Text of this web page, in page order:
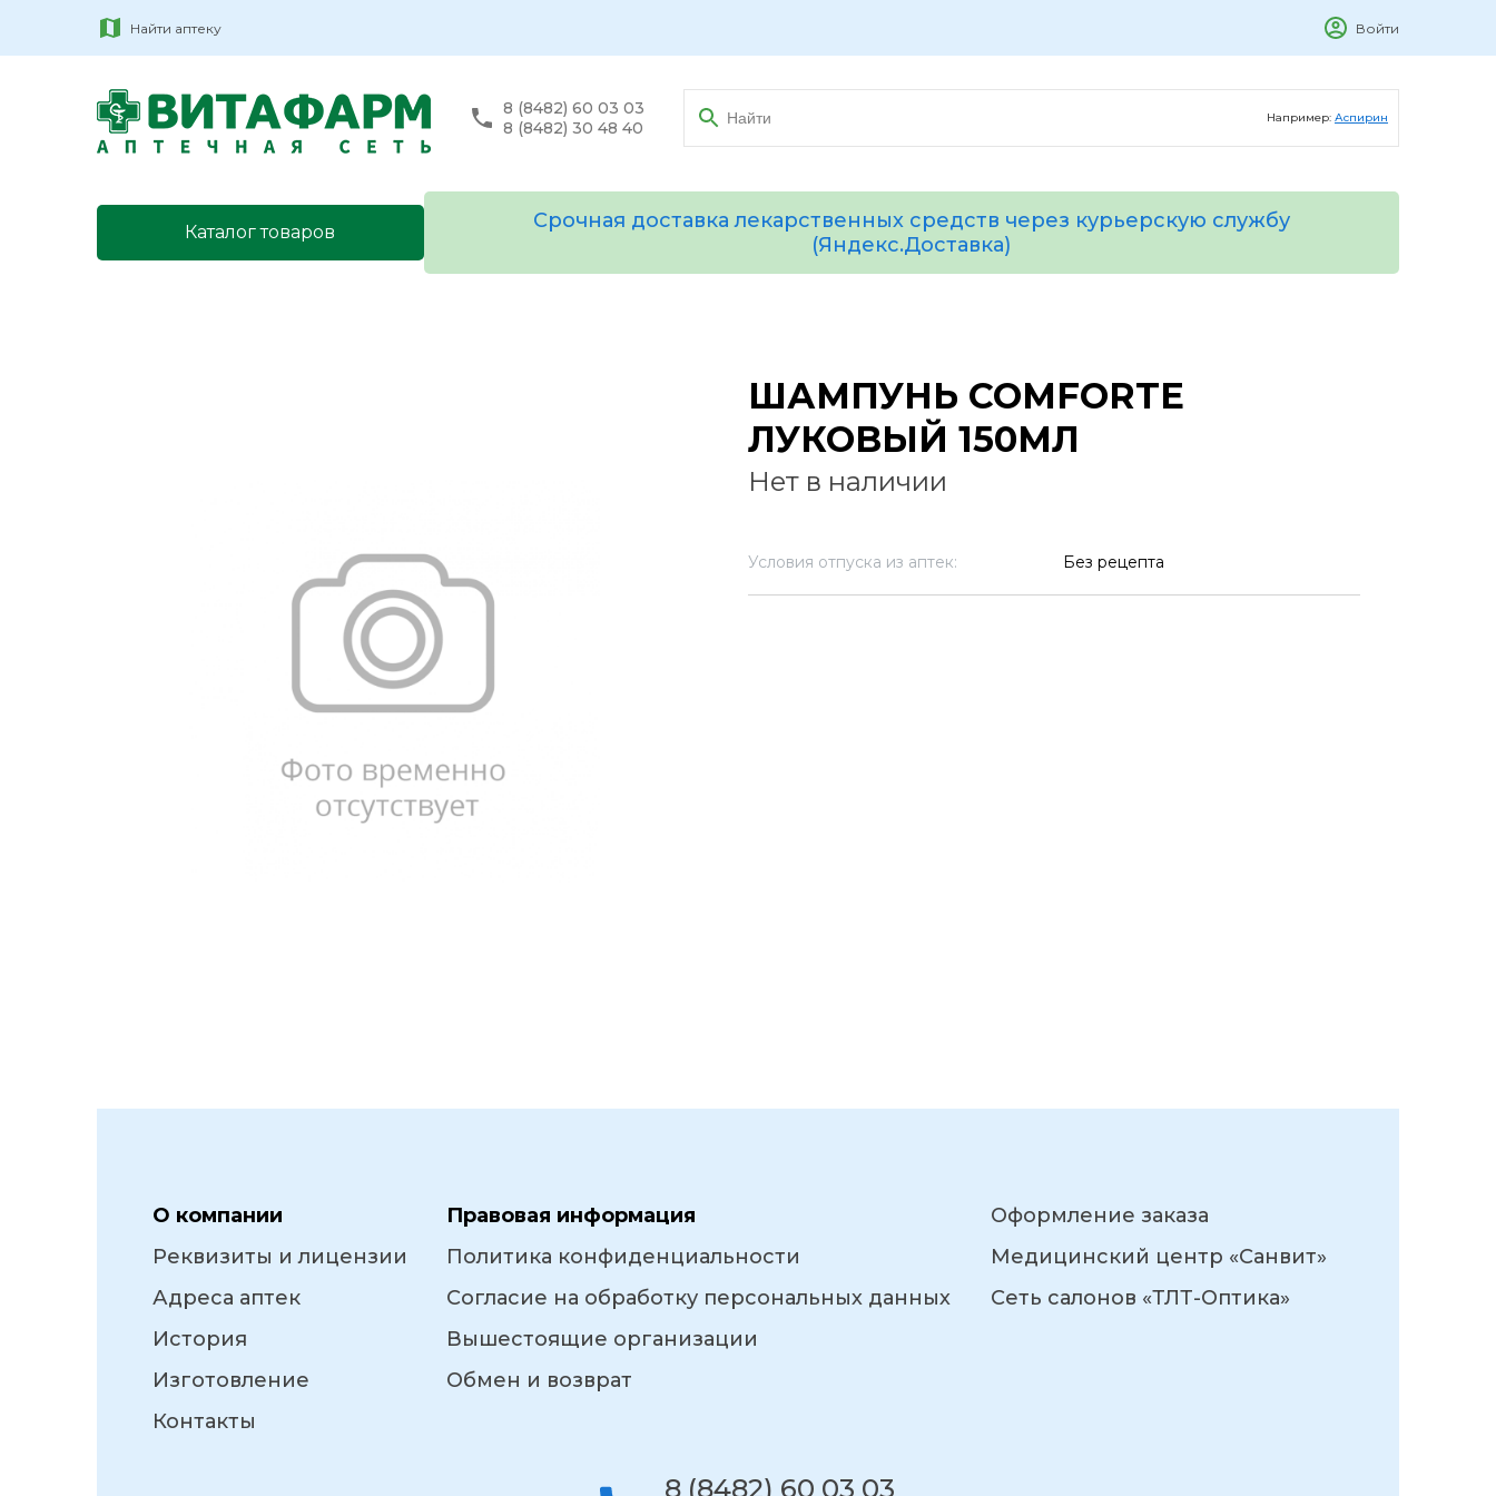
Найти аптеку Войти
8 (8482) 60 03 03
8 (8482) 30 48 40
Например: Аспирин
Каталог товаров
Срочная доставка лекарственных средств через курьерскую службу
(Яндекс.Доставка)
ШАМПУНЬ COMFORTE
ЛУКОВЫЙ 150МЛ
Нет в наличии
Условия отпуска из аптек: Без рецепта
О компании
Реквизиты и лицензии
Адреса аптек
История
Изготовление
Контакты
Правовая информация
Политика конфиденциальности
Согласие на обработку персональных данных
Вышестоящие организации
Обмен и возврат
Оформление заказа
Медицинский центр «Санвит»
Сеть салонов «ТЛТ-Оптика»
8 (8482) 60 03 03